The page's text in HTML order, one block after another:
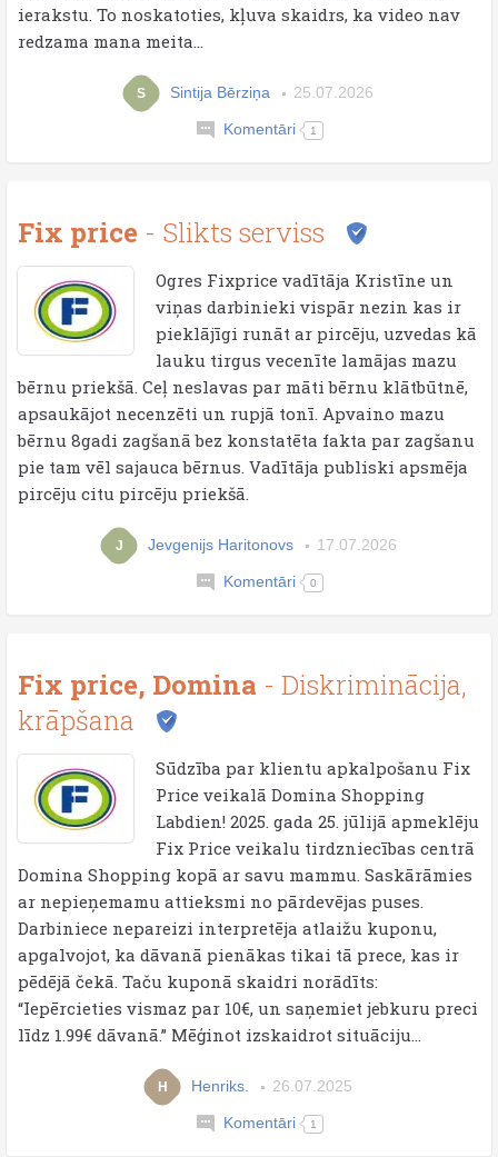
ierakstu. To noskatoties, kļuva skaidrs, ka video nav
redzama mana meita...
S Sintija Bērziņa 25.07.2026
Komentāri 1
Fix price - Slikts serviss
Ogres Fixprice vadītāja Kristīne un
viņas darbinieki vispār nezin kas ir
pieklājīgi runāt ar pircēju, uzvedas kā
lauku tirgus vecenīte lamājas mazu
bērnu priekšā. Ceļ neslavas par māti bērnu klātbūtnē,
apsaukājot necenzēti un rupjā tonī. Apvaino mazu
bērnu 8gadi zagšanā bez konstatēta fakta par zagšanu
pie tam vēl sajauca bērnus. Vadītāja publiski apsmēja
pircēju citu pircēju priekšā.
J Jevgenijs Haritonovs 17.07.2026
Komentāri 0
Fix price, Domina - Diskriminācija,
krāpšana
Sūdzība par klientu apkalpošanu Fix
Price veikalā Domina Shopping
Labdien! 2025. gada 25. jūlijā apmeklēju
Fix Price veikalu tirdzniecības centrā
Domina Shopping kopā ar savu mammu. Saskārāmies
ar nepieņemamu attieksmi no pārdevējas puses.
Darbiniece nepareizi interpretēja atlaižu kuponu,
apgalvojot, ka dāvanā pienākas tikai tā prece, kas ir
pēdējā čekā. Taču kuponā skaidri norādīts:
“Iepērcieties vismaz par 10€, un saņemiet jebkuru preci
līdz 1.99€ dāvanā.” Mēģinot izskaidrot situāciju...
H Henriks. 26.07.2025
Komentāri 1